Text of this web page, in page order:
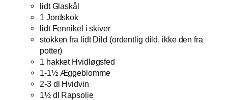
lidt Glaskål
1 Jordskok
lidt Fennikel i skiver
stokken fra lidt Dild (ordentlig dild, ikke den fra
potter)
1 hakket Hvidløgsfed
1-1½ Æggeblomme
2-3 dl Hvidvin
1½ dl Rapsolie